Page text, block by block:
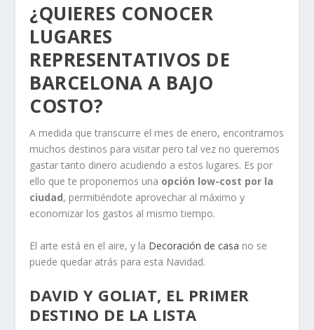
¿QUIERES CONOCER
LUGARES
REPRESENTATIVOS DE
BARCELONA A BAJO
COSTO?
A medida que transcurre el mes de enero, encontramos
muchos destinos para visitar pero tal vez no queremos
gastar tanto dinero acudiendo a estos lugares. Es por
ello que te proponemos una opción low-cost por la
ciudad, permitiéndote aprovechar al máximo y
economizar los gastos al mismo tiempo.
El arte está en el aire, y la Decoración de casa no se
puede quedar atrás para esta Navidad.
DAVID Y GOLIAT, EL PRIMER
DESTINO DE LA LISTA